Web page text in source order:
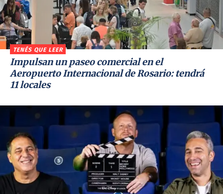
TENÉS QUE LEER
Impulsan un paseo comercial en el
Aeropuerto Internacional de Rosario: tendrá
11 locales